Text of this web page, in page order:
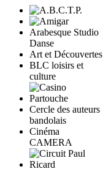
Arabesque Studio
Danse
Art et Découvertes
BLC loisirs et
culture
Cercle des auteurs
bandolais
Cinéma
CAMERA